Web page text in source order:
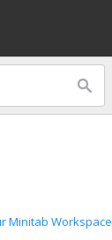
Minitab Workspace